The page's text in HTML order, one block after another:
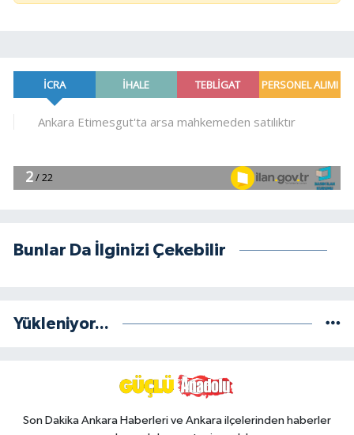
Bunlar Da İlginizi Çekebilir
Yükleniyor...
Son Dakika Ankara Haberleri ve Ankara ilçelerinden haberler